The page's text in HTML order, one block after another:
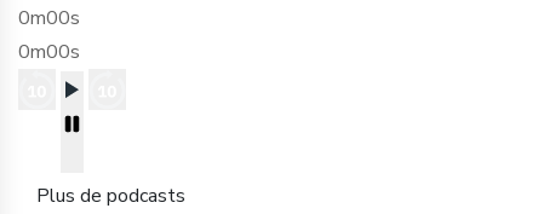
0m00s
0m00s
Plus de podcasts